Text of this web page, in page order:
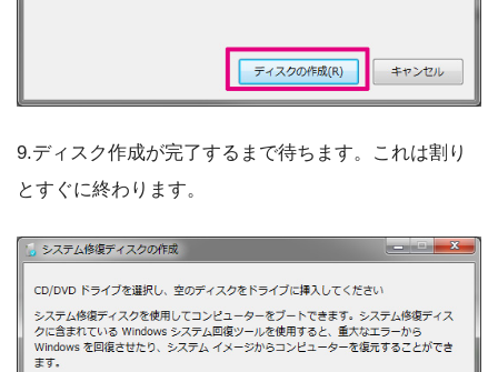
9.ディスク作成が完了するまで待ちます。これは割り
とすぐに終わります。